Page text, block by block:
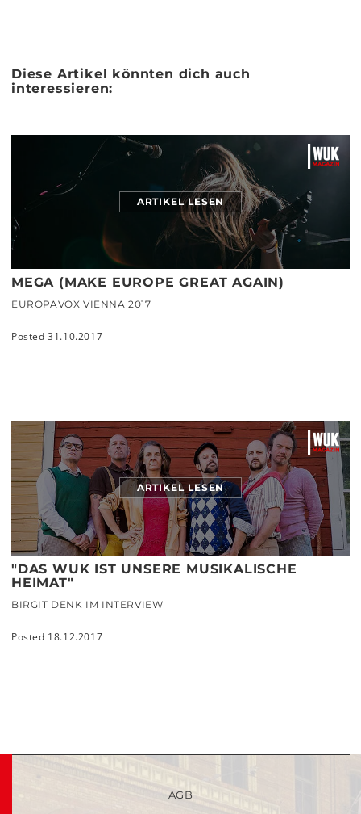
Diese Artikel könnten dich auch
interessieren:
ARTIKEL LESEN
MEGA (MAKE EUROPE GREAT AGAIN)
EUROPAVOX VIENNA 2017
Posted 31.10.2017
ARTIKEL LESEN
"DAS WUK IST UNSERE MUSIKALISCHE
HEIMAT"
BIRGIT DENK IM INTERVIEW
Posted 18.12.2017
AGB